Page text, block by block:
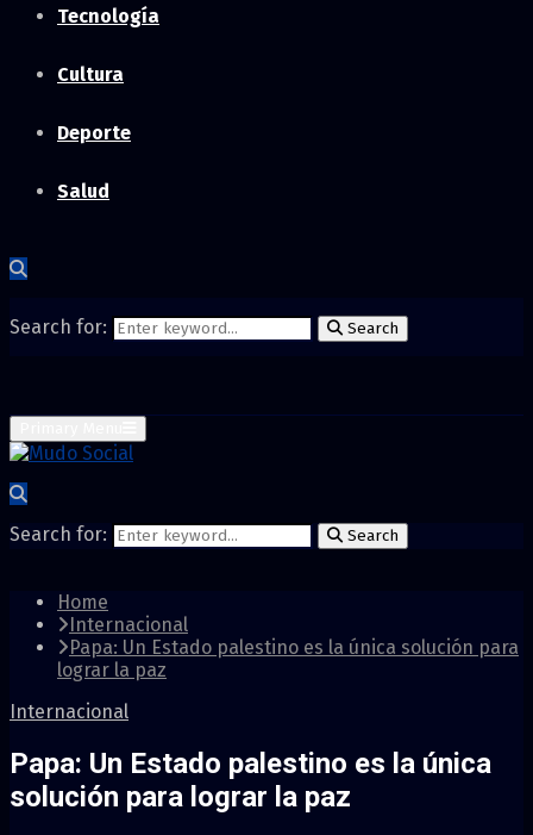
Tecnología
Cultura
Deporte
Salud
Search for: Search
Search for: Search
Home
Internacional
Papa: Un Estado palestino es la única solución para
lograr la paz
Internacional
Papa: Un Estado palestino es la única
solución para lograr la paz